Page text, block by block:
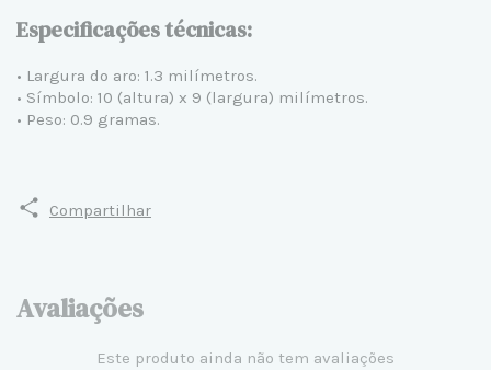
Especificações técnicas:
• Largura do aro: 1.3 milímetros.
• Símbolo: 10 (altura) x 9 (largura) milímetros.
• Peso: 0.9 gramas.
Compartilhar
Avaliações
Este produto ainda não tem avaliações